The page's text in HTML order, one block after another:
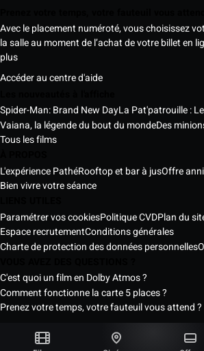
Avec le placement numéroté, vous choisissez
la salle au moment de l’achat de votre billet en
plus
Accéder au centre d'aide
Spider-Man: Brand New DayLa Pat'patrouille :
Vaiana, la légende du bout du mondeDes
Tous les films
L'expérience PathéRooftop et bar à jusOffre
Bien vivre votre séance
Paramétrer vos cookiesPolitique CVDPlan du
Espace recrutementConditions générales
Charte de protection des données personnelles
C'est quoi un film en Dolby Atmos ?
Comment fonctionne la carte 5 places ?
Prenez votre temps, votre fauteuil vous attend ?
Les Cinémas Pathé Sénégal © 2026